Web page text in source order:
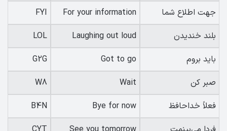
جهت اطلاع شما
For your information
FYI
بلند خندیدن
Laughing out loud
LOL
باید بروم
Got to go
G2G
صبر کن
Wait
W8
فعلاً خداحافظ
Bye for now
B4N